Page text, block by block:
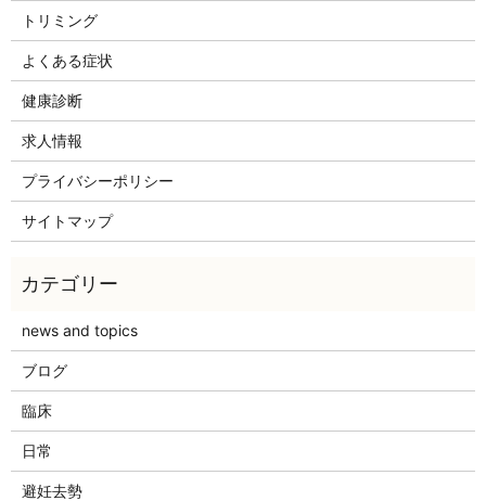
トリミング
よくある症状
健康診断
求人情報
プライバシーポリシー
サイトマップ
news and topics
ブログ
臨床
日常
避妊去勢